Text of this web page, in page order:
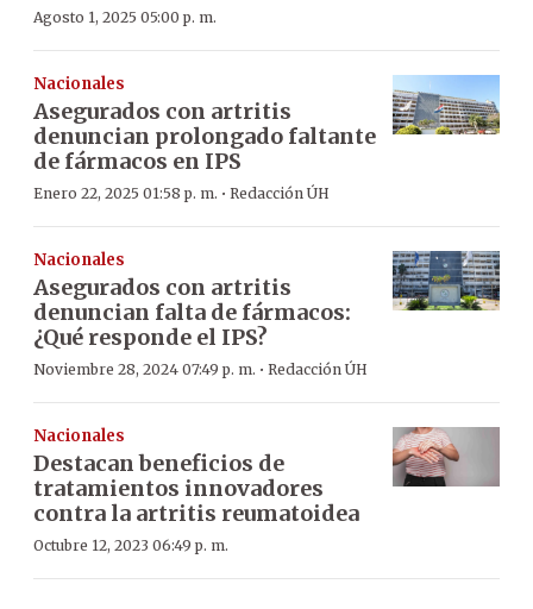
Agosto 1, 2025 05:00 p. m.
Nacionales
Asegurados con artritis
denuncian prolongado faltante
de fármacos en IPS
Enero 22, 2025 01:58 p. m. · Redacción ÚH
Nacionales
Asegurados con artritis
denuncian falta de fármacos:
¿Qué responde el IPS?
Noviembre 28, 2024 07:49 p. m. · Redacción ÚH
Nacionales
Destacan beneficios de
tratamientos innovadores
contra la artritis reumatoidea
Octubre 12, 2023 06:49 p. m.